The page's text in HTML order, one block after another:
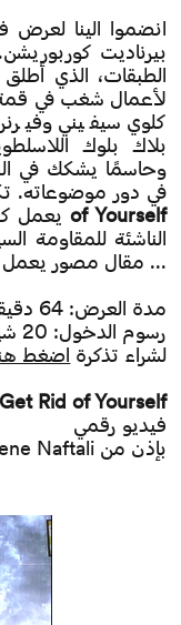
انضموا الينا لعرض
بيرناديت
الطبقات، الذي
كلوي سيفيني
بلاك بلوك
وحاسمًا يشكك في
في دور موضوعاته.
of Yourselfيعمل
الناشئة للمقاومة
... مقال مصور يعمل
مدة العرض: 64 دقيقة
رسوم الدخول: 20 شيكل
لشراء تذكرة اضغط
Get Rid of Yourself
فيديو رقمي
بإذن من Greene Naftali، نيو يورك